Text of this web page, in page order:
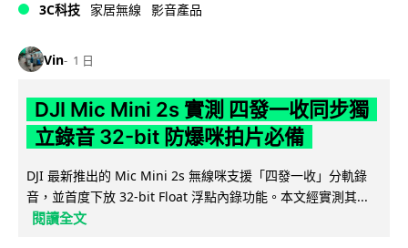
3C科技 家居無線 影音產品
Vin 1 日
DJI Mic Mini 2s 實測 四發一收同步獨
立錄音 32-bit 防爆咪拍片必備
DJI 最新推出的 Mic Mini 2s 無線咪支援「四發一收」分軌錄
音，並首度下放 32-bit Float 浮點內錄功能。本文經實測其...
閱讀全文